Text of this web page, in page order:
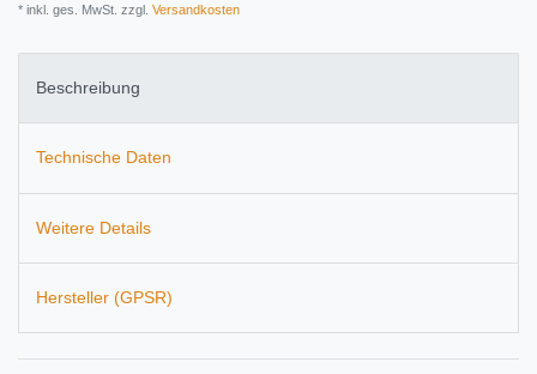
* inkl. ges. MwSt. zzgl. Versandkosten
Beschreibung
Technische Daten
Weitere Details
Hersteller (GPSR)